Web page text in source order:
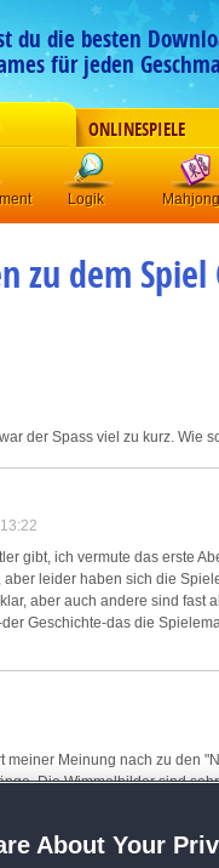
du die besten
für jeden
ONLINESPIELE
Logik Mahjong
zu dem
der Spass viel zu kurz. Wie
gibt, ich vermute das erste
leider haben sich die
aber auch andere sind fast
Geschichte-das die
Meinung nach zu den
Die Wimmelbilder sind
aber für echte
About Your